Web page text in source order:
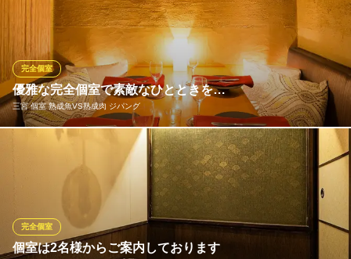
め、全席個室または半個室をご用意しております。 8名様以上か
ら30名様まで、完全個室をご準備しております。
神戸牛ステーキ Vesta
肉バルXイタリアン
ＪＲ神戸線三ノ宮駅西口 徒歩5分
兵庫県神戸市中央区下山手通2-12-16
優雅な完全個室で素敵なひとときを…
三宮 個室 熟成魚VS熟成肉 ジパング
完全個室
デートでのお食事や少人数のご宴会におすすめの少人数個室か
ら、各種ご宴会や女子会、合コンなど様々なシーンでお使いいた
だける広々としたテーブル個室まで、幅広い用途にご利用いただ
ける個室を完備。人目を気にせずお楽しみいただけます！上質で
お洒落な完全個室で、美味しいお食事とお酒を片手に楽しいひと
ときを♪
個室は2名様からご案内しております
完全個室